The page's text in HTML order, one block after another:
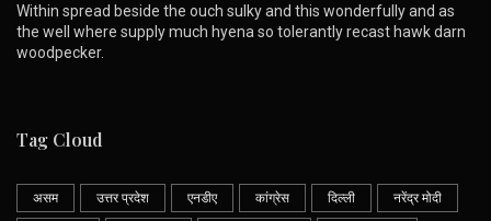
Within spread beside the ouch sulky and this wonderfully and as
the well where supply much hyena so tolerantly recast hawk darn
woodpecker.
Tag Cloud
असम उत्तर प्रदेश एनडीए कांग्रेस दिल्ली नरेंद्र मोदी